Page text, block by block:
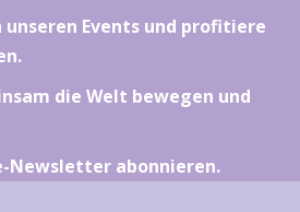
unseren Events und profitiere
die Welt bewegen und
Newsletter abonnieren.